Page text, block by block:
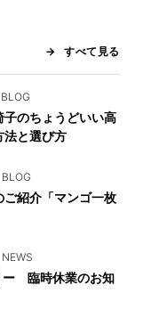
すべて見る
のちょうどいい高
と選び方
ご紹介「マンゴ一枚
臨時休業のお知